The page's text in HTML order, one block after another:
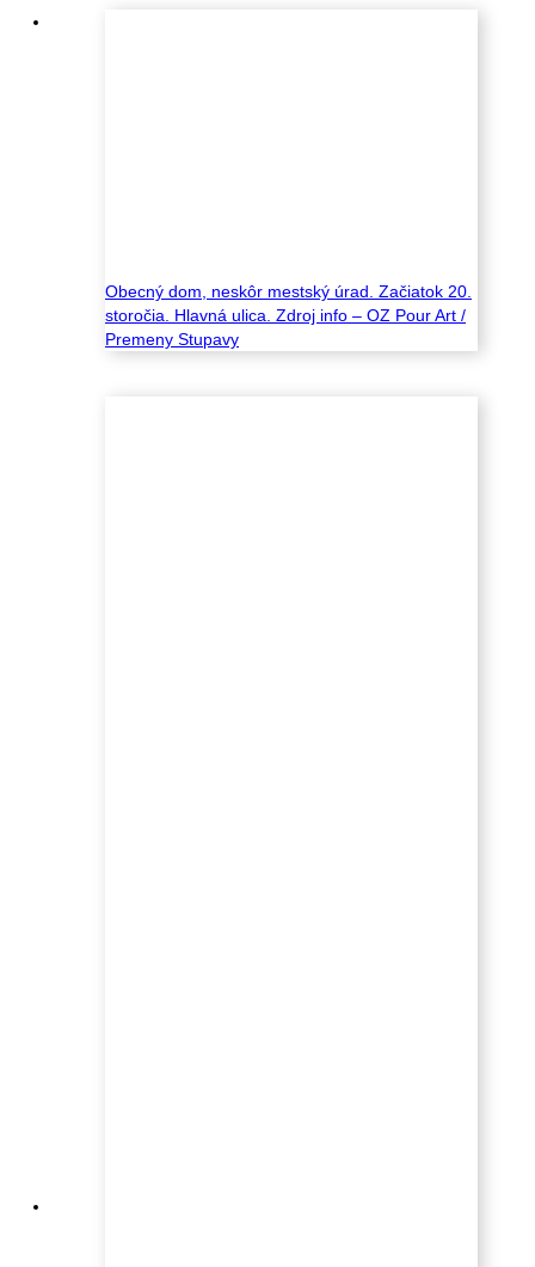
Obecný dom, neskôr mestský úrad. Začiatok 20.
storočia. Hlavná ulica. Zdroj info – OZ Pour Art /
Premeny Stupavy